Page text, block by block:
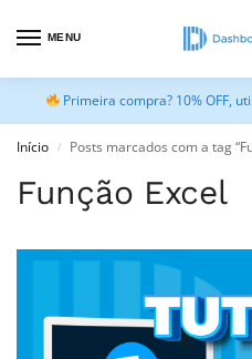
MENU
Primeira compra? 10% OFF,
Início / Posts marcados com a tag
Função Excel